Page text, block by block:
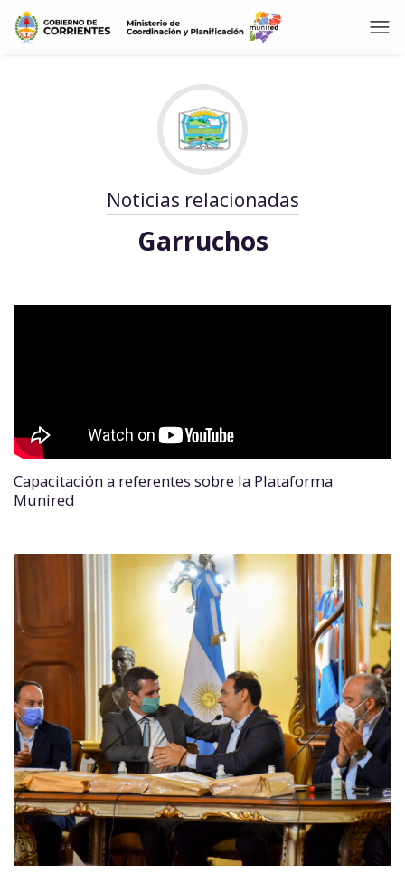
Noticias relacionadas
Garruchos
Capacitación a referentes sobre la Plataforma
Munired